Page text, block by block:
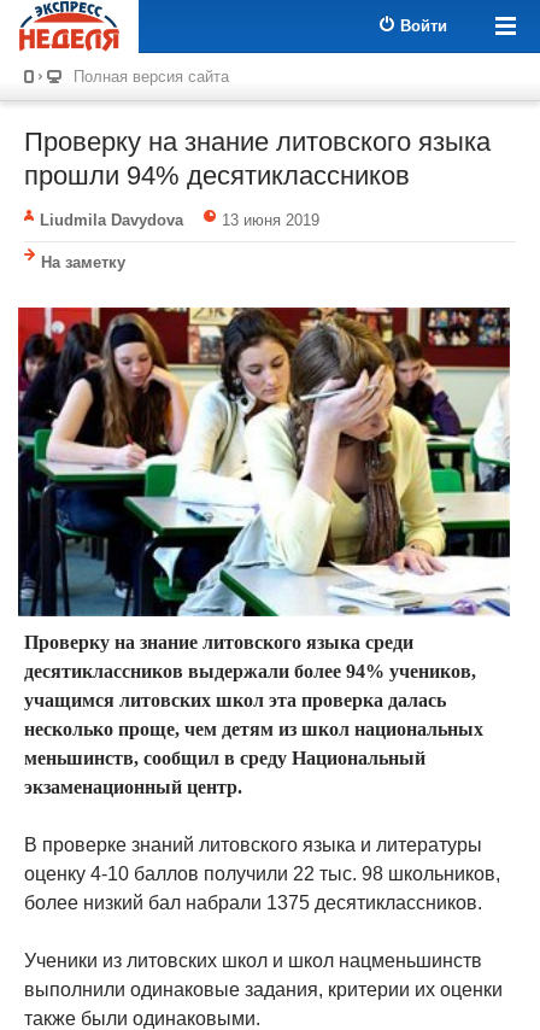
Войти
Полная версия сайта
Проверку на знание литовского языка
прошли 94% десятиклассников
Liudmila Davydova 13 июня 2019
На заметку
Проверку на знание литовского языка среди
десятиклассников выдержали более 94% учеников,
учащимся литовских школ эта проверка далась
несколько проще, чем детям из школ национальных
меньшинств, сообщил в среду Национальный
экзаменационный центр.
В проверке знаний литовского языка и литературы
оценку 4-10 баллов получили 22 тыс. 98 школьников,
более низкий бал набрали 1375 десятиклассников.
Ученики из литовских школ и школ нацменьшинств
выполнили одинаковые задания, критерии их оценки
также были одинаковыми.